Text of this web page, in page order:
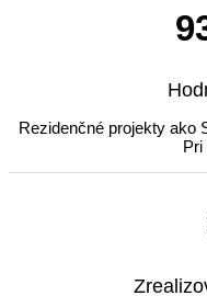
Rezidenčné projekty ako
Pri